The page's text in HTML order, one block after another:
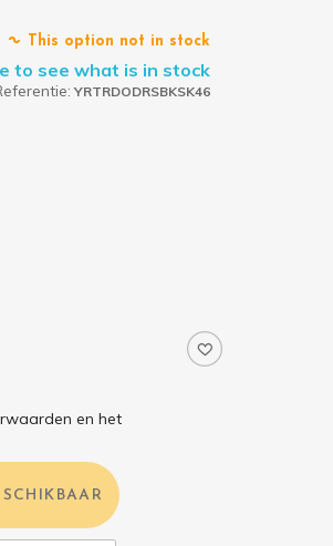
This option not in stock
to see what is in stock
YRTRDODRSBKSK46
en het